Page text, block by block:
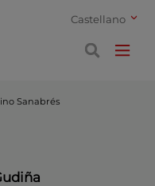
Castellano
Sanabrés